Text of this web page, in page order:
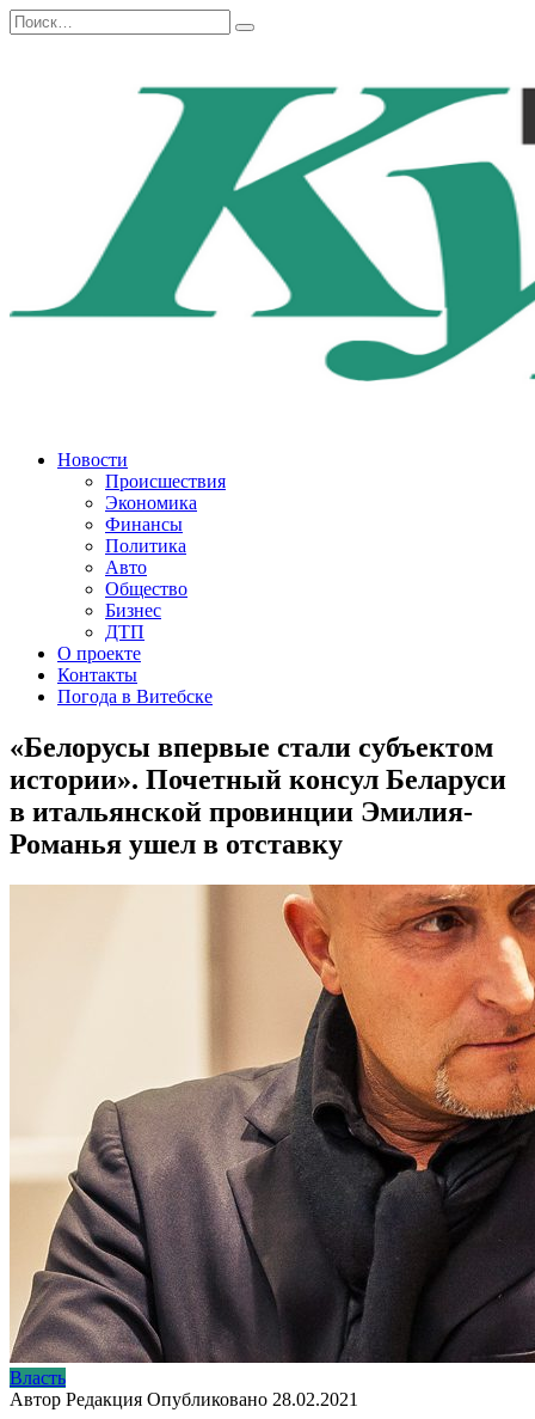
Перейти
к
Search
for:
Новости
Происшествия
Экономика
Финансы
Политика
Авто
Общество
Бизнес
ДТП
О проекте
Контакты
Погода в Витебске
«Белорусы впервые стали субъектом
истории». Почетный консул Беларуси
в итальянской провинции Эмилия-
Романья ушел в отставку
Власть
Автор Редакция Опубликовано 28.02.2021